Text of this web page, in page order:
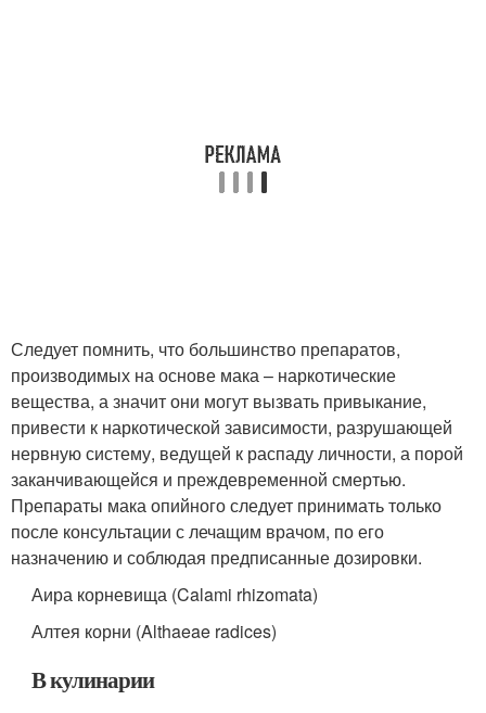
Следует помнить, что большинство препаратов,
производимых на основе мака – наркотические
вещества, а значит они могут вызвать привыкание,
привести к наркотической зависимости, разрушающей
нервную систему, ведущей к распаду личности, а порой
заканчивающейся и преждевременной смертью.
Препараты мака опийного следует принимать только
после консультации с лечащим врачом, по его
назначению и соблюдая предписанные дозировки.
Аира корневища (Calami rhizomata)
Алтея корни (Althaeae radices)
В кулинарии